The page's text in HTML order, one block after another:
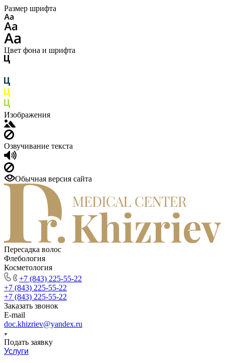
Размер шрифта
Цвет фона и шрифта
Изображения
Озвучивание текста
Обычная версия сайта
Пересадка волос
Флебология
Косметология
+7 (843) 225-55-22
+7 (843) 225-55-22
+7 (843) 225-55-22
Заказать звонок
E-mail
doc.khizriev@yandex.ru
Подать заявку
Услуги